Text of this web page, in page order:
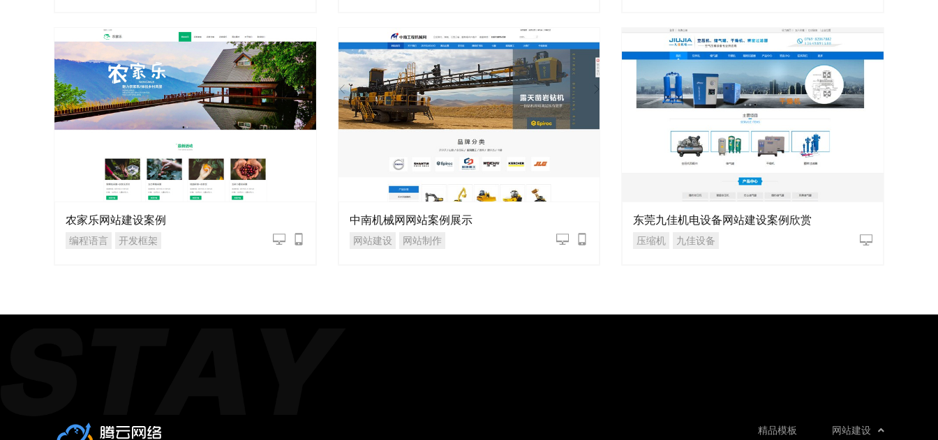
农家乐网站建设案例
编程语言 开发框架
中南机械网网站案例展示
网站建设 网站制作
东莞九佳机电设备网站建设案例欣赏
压缩机 九佳设备
网站建设
精品模板